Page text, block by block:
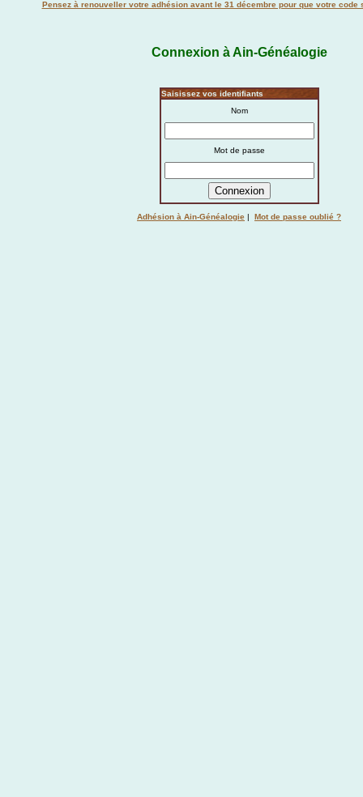
Pensez à renouveller votre adhésion avant le 31 décembre pour que votre code
Connexion à Ain-Généalogie
Saisissez vos identifiants
Nom
Mot de passe
Adhésion à Ain-Généalogie | Mot de passe oublié ?